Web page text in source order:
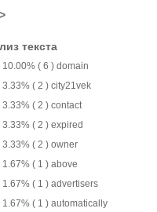
текста
10.00% ( 6 ) domain
3.33% ( 2 ) city21vek
3.33% ( 2 ) contact
3.33% ( 2 ) expired
3.33% ( 2 ) owner
1.67% ( 1 ) above
1.67% ( 1 ) advertisers
1.67% ( 1 ) automatically